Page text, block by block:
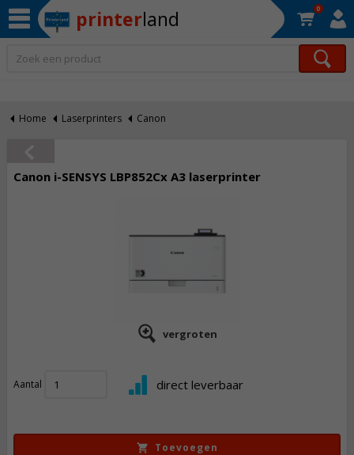
printerland 0
Home Laserprinters Canon
Canon i-SENSYS LBP852Cx A3 laserprinter
vergroten
Aantal direct leverbaar
Toevoegen